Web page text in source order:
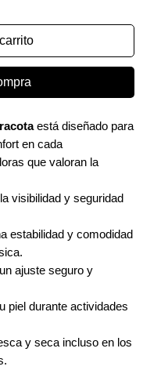
está diseñado para
en cada
que valoran la
visibilidad y seguridad
estabilidad y comodidad
ajuste seguro y
piel durante actividades
y seca incluso en los